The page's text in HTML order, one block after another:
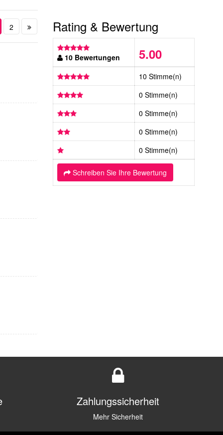
2 Rating & Bewertung
10 Bewertungen 5.00
10 Stimme(n)
0 Stimme(n)
0 Stimme(n)
0 Stimme(n)
0 Stimme(n)
Schreiben Sie Ihre Bewertung
Zahlungssicherheit
Mehr Sicherheit